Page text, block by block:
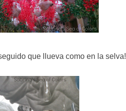
que llueva como en la selva!